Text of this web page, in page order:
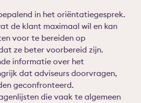
in het oriëntatiegesprek.
de klant maximaal wil en kan
voor te bereiden op
ze beter voorbereid zijn.
informatie over het
dat adviseurs doorvragen,
geconfronteerd.
die vaak te algemeen